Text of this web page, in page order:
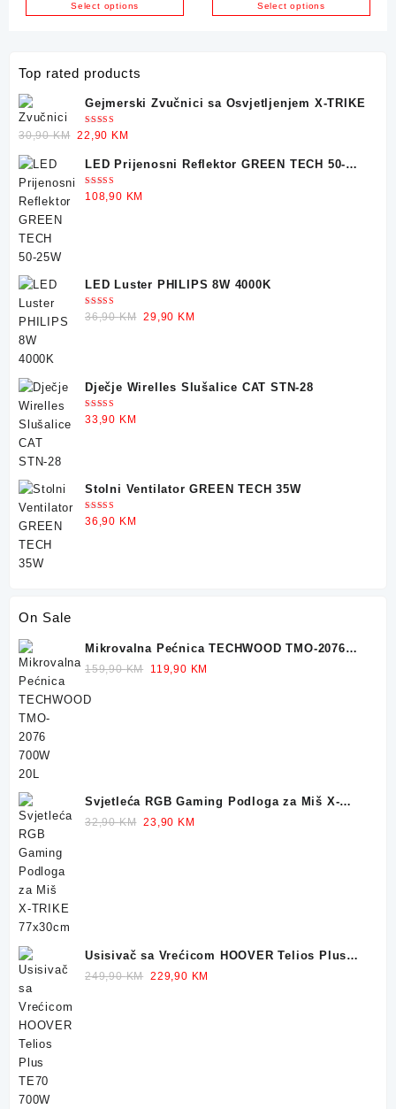
Select options Select options
Top rated products
Gejmerski Zvučnici sa Osvjetljenjem X-TRIKE
Ocjenjeno
5.00 od 5
30,90KM Original
was:
30,90 KM.
22,90 KM
is:
22,90 KM.
LED Prijenosni Reflektor GREEN TECH 50-
25W
Ocjenjeno
5.00od 5
108,90 KM
LED Luster PHILIPS 8W 4000K
Ocjenjeno
5.00od 5
36,90KM Original
29,90 KM
Dječje Wirelles Slušalice CAT STN-28
Ocjenjeno
5.00od 5
33,90 KM
Stolni Ventilator GREEN TECH 35W
Ocjenjeno
5.00od 5
36,90 KM
On Sale
Mikrovalna Pećnica TECHWOOD TMO-2076
700W 20L
159,90KM
Original
119,90 KM
Svjetleća RGB Gaming Podloga za Miš X-
TRIKE 77x30cm
32,90KM Original
23,90 KM
Usisivač sa Vrećicom HOOVER Telios Plus
TE70 700W
249,90KM Original
229,90 KM